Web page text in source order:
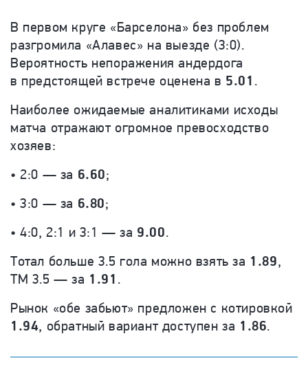
В первом круге «Барселона» без проблем
разгромила «Алавес» на выезде (3:0).
Вероятность непоражения андердога
в предстоящей встрече оценена в 5.01 .
Наиболее ожидаемые аналитиками исходы
матча отражают огромное превосходство
хозяев:
• 2:0 — за 6.60;
• 3:0 — за 6.80;
• 4:0, 2:1 и 3:1 — за 9.00.
Тотал больше 3.5 гола можно взять за 1.89,
ТМ 3.5 — за 1.91 .
Рынок «обе забьют» предложен с котировкой
1.94, обратный вариант доступен за 1.86.